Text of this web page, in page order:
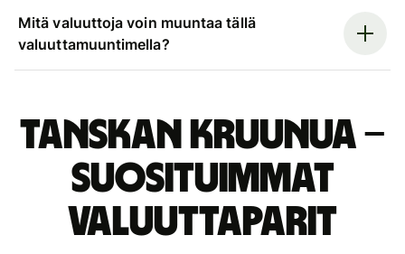
Mitä valuuttoja voin muuntaa tällä
valuuttamuuntimella?
Tanskan kruunua –
suosituimmat
valuuttaparit